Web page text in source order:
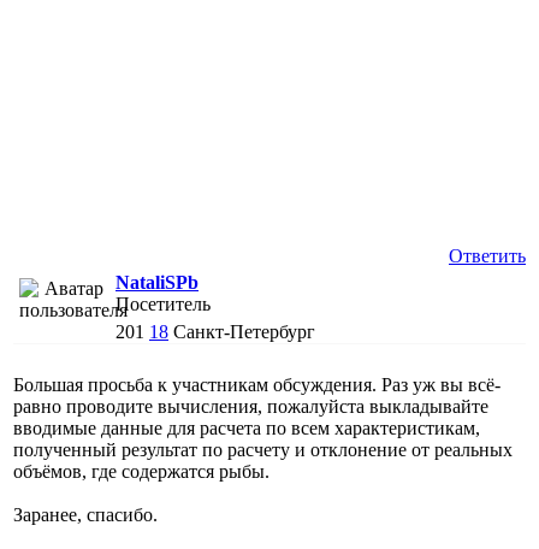
Ответить
NataliSPb
Посетитель
201 18 Санкт-Петербург
Большая просьба к участникам обсуждения. Раз уж вы всё-
равно проводите вычисления, пожалуйста выкладывайте
вводимые данные для расчета по всем характеристикам,
полученный результат по расчету и отклонение от реальных
объёмов, где содержатся рыбы.
Заранее, спасибо.